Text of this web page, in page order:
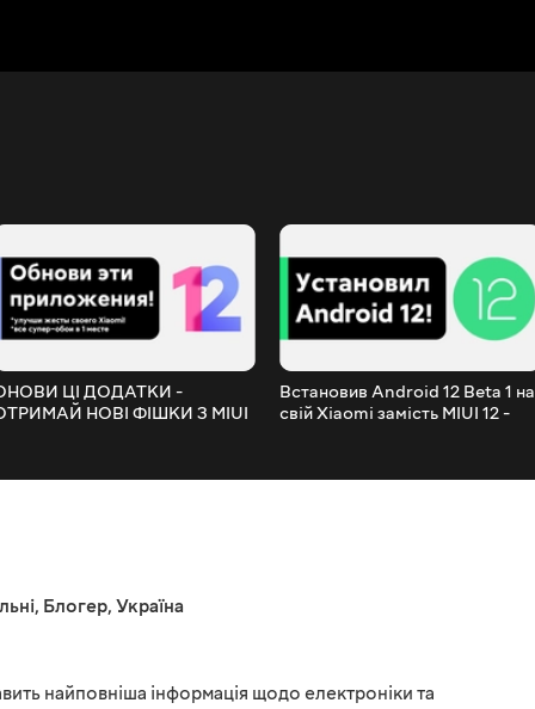
ЦІ ДОДАТКИ -
НОВІ ФІШКИ З MIUI
Встановив Android 12 Beta 1 на
свій Xiaomi замість MIUI 12 -
, Блогер, Україна
найповніша інформація щодо електроніки та